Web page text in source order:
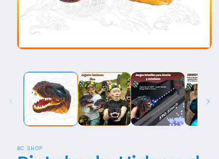
una
ventana
modal
BC SHOP